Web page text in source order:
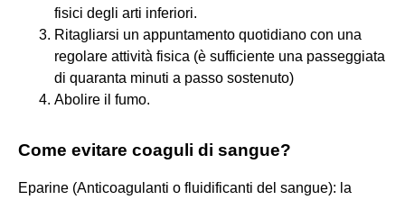
fisici degli arti inferiori.
Ritagliarsi un appuntamento quotidiano con una
regolare attività fisica (è sufficiente una passeggiata
di quaranta minuti a passo sostenuto)
Abolire il fumo.
Come evitare coaguli di sangue?
Eparine (Anticoagulanti o fluidificanti del sangue): la